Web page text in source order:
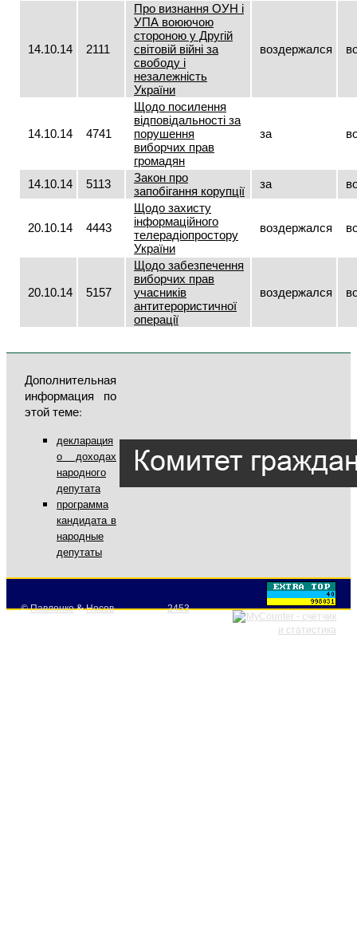
14.10.14 2111
Про визнання ОУН і
УПА воюючою
стороною у Другій
світовій війні за
свободу і
незалежність
України
воздержался
14.10.14 4741
Щодо посилення
відповідальності за
порушення
виборчих прав
громадян
за
14.10.14 5113
Закон про
запобігання корупції
за
20.10.14 4443
Щодо захисту
інформаційного
телерадіопростору
України
воздержался
20.10.14 5157
Щодо забезпечення
виборчих прав
учасників
антитерористичної
операції
воздержался
Дополнительная
информация по
этой теме:
декларация
о доходах
народного
депутата
программа
кандидата в
народные
депутаты
©Павленко&Носов 2453